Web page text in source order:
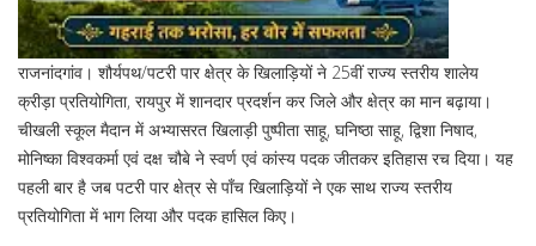
राजनांदगांव। शौर्यपथ/पटरी पार क्षेत्र के खिलाड़ियों ने 25वीं राज्य स्तरीय शालेय
क्रीड़ा प्रतियोगिता, रायपुर में शानदार प्रदर्शन कर जिले और क्षेत्र का मान बढ़ाया।
चीखली स्कूल मैदान में अभ्यासरत खिलाड़ी पुष्पीता साहू, घनिष्ठा साहू, द्विशा निषाद,
मोनिष्का विश्वकर्मा एवं दक्ष चौबे ने स्वर्ण एवं कांस्य पदक जीतकर इतिहास रच दिया। यह
पहली बार है जब पटरी पार क्षेत्र से पाँच खिलाड़ियों ने एक साथ राज्य स्तरीय
प्रतियोगिता में भाग लिया और पदक हासिल किए।